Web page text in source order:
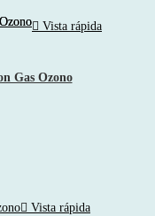
Vista rápida
Gas Ozono
Vista rápida